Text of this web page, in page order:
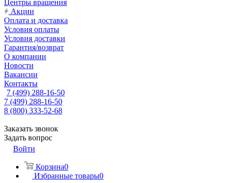
Центры вращения
Акции
Оплата и доставка
Условия оплаты
Условия доставки
Гарантия/возврат
О компании
Новости
Вакансии
Контакты
7 (499) 288-16-50
7 (499) 288-16-50
8 (800) 333-52-68
Заказать звонок
Задать вопрос
Войти
Корзина0
Избранные товары0